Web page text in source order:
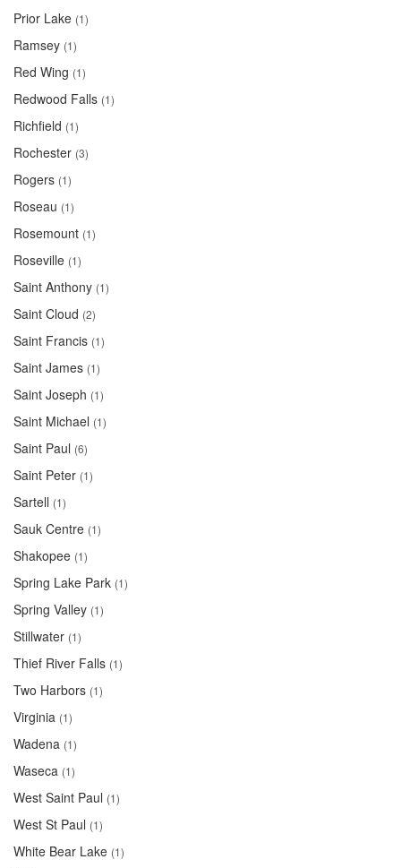
Prior Lake (1)
Ramsey (1)
Red Wing (1)
Redwood Falls (1)
Richfield (1)
Rochester (3)
Rogers (1)
Roseau (1)
Rosemount (1)
Roseville (1)
Saint Anthony (1)
Saint Cloud (2)
Saint Francis (1)
Saint James (1)
Saint Joseph (1)
Saint Michael (1)
Saint Paul (6)
Saint Peter (1)
Sartell (1)
Sauk Centre (1)
Shakopee (1)
Spring Lake Park (1)
Spring Valley (1)
Stillwater (1)
Thief River Falls (1)
Two Harbors (1)
Virginia (1)
Wadena (1)
Waseca (1)
West Saint Paul (1)
West St Paul (1)
White Bear Lake (1)